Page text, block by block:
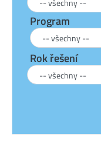
Program
Rok řešení